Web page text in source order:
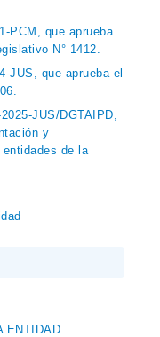
PCM, que aprueba
N° 1412.
JUS, que aprueba el
JUS/DGTAIPD,
y
de la
ENTIDAD